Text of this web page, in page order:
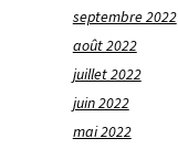
septembre 2022
août 2022
juillet 2022
juin 2022
mai 2022